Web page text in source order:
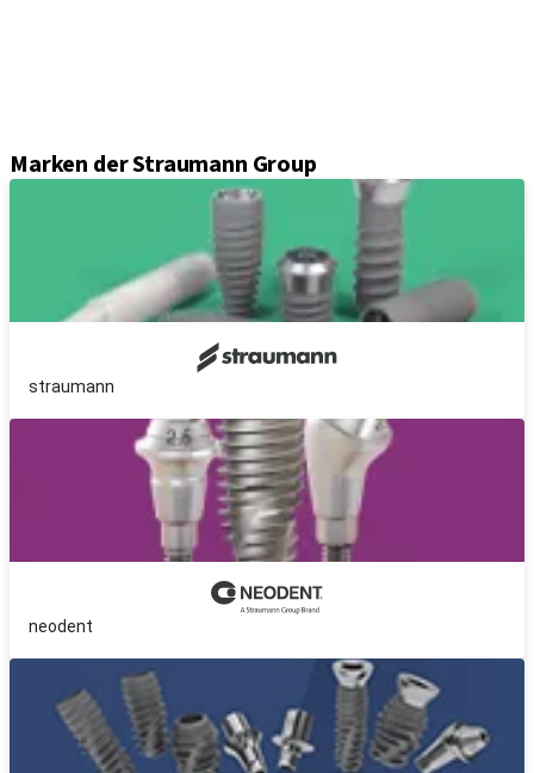
Marken der Straumann Group
straumann
neodent